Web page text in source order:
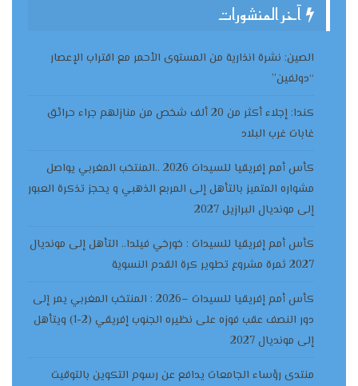
آخر المنشورات
الصين: نشرة انذارية من المستوى الأحمر مع اقتراب الإعصار
“دولفين”
كندا: إجلاء أكثر من 20 ألف شخص من منازلهم جراء حرائق
غابات غرب البلاد
كأس أمم إفريقيا للسيدات 2026 ..المنتخب المغربي يواصل
مشواره المتميز بالتأهل إلى المربع الذهبي و يحجز تذكرة العبور
إلى مونديال البرازيل 2027
كأس أمم إفريقيا للسيدات : خورخي فيلدا.. التأهل إلى مونديال
2027 ثمرة مشروع تطوير كرة القدم النسوية
كأس أمم إفريقيا للسيدات –2026 : المنتخب المغربي يمر إلى
دور النصف عقب فوزه على نظيره الجنوب إفريقي (2-1) ويتأهل
إلى مونديال 2027
منتدى رؤساء الجامعات يدافع عن رسوم التكوين بالتوقيت